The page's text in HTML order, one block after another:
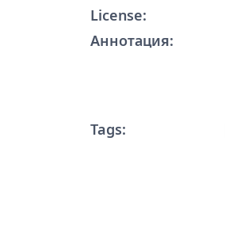
License:
Аннотация:
Tags: